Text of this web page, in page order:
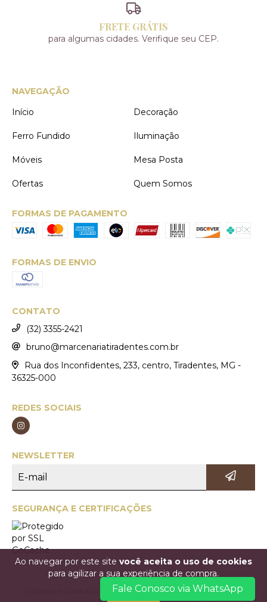
Ao navegar por este site você aceita o uso de cookies
para agilizar a sua experiência de compra.
FRETE GRÁTIS
para algumas cidades. Verifique seu CEP.
NAVEGAÇÃO
Início
Decoração
Ferro Fundido Iluminação
Móveis Mesa Posta
Ofertas Quem Somos
FORMAS DE PAGAMENTO
FORMAS DE ENVIO
CONTATO
(32) 3355-2421
bruno@marcenariatiradentes.com.br
Rua dos Inconfidentes, 233, centro, Tiradentes, MG -
36325-000
REDES SOCIAIS
NEWSLETTER
SEGURANÇA E CERTIFICAÇÕES
COPYRIGHT COMERCIO DE MÓVEIS MARCENARIA TIRADENTES LTDA. -
Fale Conosco via WhatsApp